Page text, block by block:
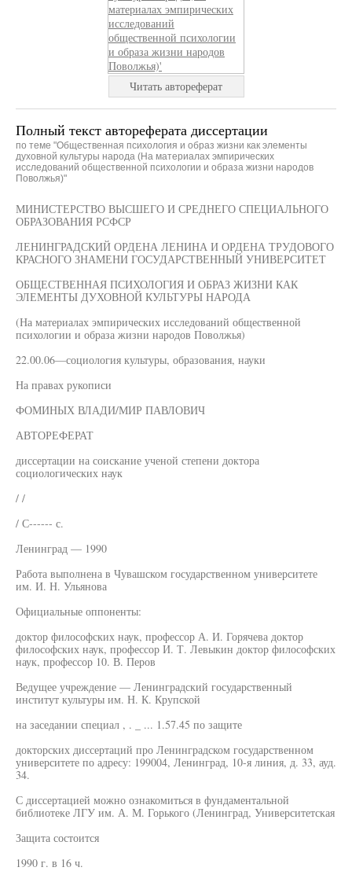
Читать автореферат
Полный текст автореферата диссертации
по теме "Общественная психология и образ жизни как элементы
духовной культуры народа (На материалах эмпирических
исследований общественной психологии и образа жизни народов
Поволжья)"
МИНИСТЕРСТВО ВЫСШЕГО И СРЕДНЕГО СПЕЦИАЛЬНОГО
ОБРАЗОВАНИЯ РСФСР
ЛЕНИНГРАДСКИЙ ОРДЕНА ЛЕНИНА И ОРДЕНА ТРУДОВОГО
КРАСНОГО ЗНАМЕНИ ГОСУДАРСТВЕННЫЙ УНИВЕРСИТЕТ
ОБЩЕСТВЕННАЯ ПСИХОЛОГИЯ И ОБРАЗ ЖИЗНИ КАК
ЭЛЕМЕНТЫ ДУХОВНОЙ КУЛЬТУРЫ НАРОДА
(На материалах эмпирических исследований общественной
психологии и образа жизни народов Поволжья)
22.00.06—социология культуры, образования, науки
На правах рукописи
ФОМИНЫХ ВЛАДИ/МИР ПАВЛОВИЧ
АВТОРЕФЕРАТ
диссертации на соискание ученой степени доктора
социологических наук
/ /
/ С------ с.
Ленинград — 1990
Работа выполнена в Чувашском государственном университете
им. И. Н. Ульянова
Официальные оппоненты:
доктор философских наук, профессор А. И. Горячева доктор
философских наук, профессор И. Т. Левыкин доктор философских
наук, профессор 10. В. Перов
Ведущее учреждение — Ленинградский государственный
институт культуры им. Н. К. Крупской
на заседании специал , . _ ... 1.57.45 по защите
докторских диссертаций про Ленинградском государственном
университете по адресу: 199004, Ленинград, 10-я линия, д. 33, ауд.
34.
С диссертацией можно ознакомиться в фундаментальной
библиотеке ЛГУ им. А. М. Горького (Ленинград, Университетская
Защита состоится
1990 г. в 16 ч.